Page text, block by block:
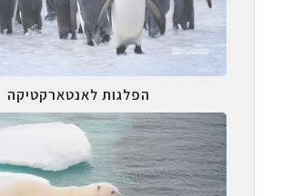
הפלגות לאנטארקטיקה